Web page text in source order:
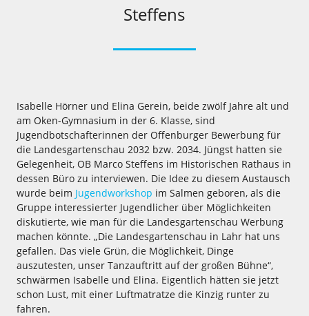
Steffens
Isabelle Hörner und Elina Gerein, beide zwölf Jahre alt und
am Oken-Gymnasium in der 6. Klasse, sind
Jugendbotschafterinnen der Offenburger Bewerbung für
die Landesgartenschau 2032 bzw. 2034. Jüngst hatten sie
Gelegenheit, OB Marco Steffens im Historischen Rathaus in
dessen Büro zu interviewen. Die Idee zu diesem Austausch
wurde beim Jugendworkshop im Salmen geboren, als die
Gruppe interessierter Jugendlicher über Möglichkeiten
diskutierte, wie man für die Landesgartenschau Werbung
machen könnte. „Die Landesgartenschau in Lahr hat uns
gefallen. Das viele Grün, die Möglichkeit, Dinge
auszutesten, unser Tanzauftritt auf der großen Bühne“,
schwärmen Isabelle und Elina. Eigentlich hätten sie jetzt
schon Lust, mit einer Luftmatratze die Kinzig runter zu
fahren.